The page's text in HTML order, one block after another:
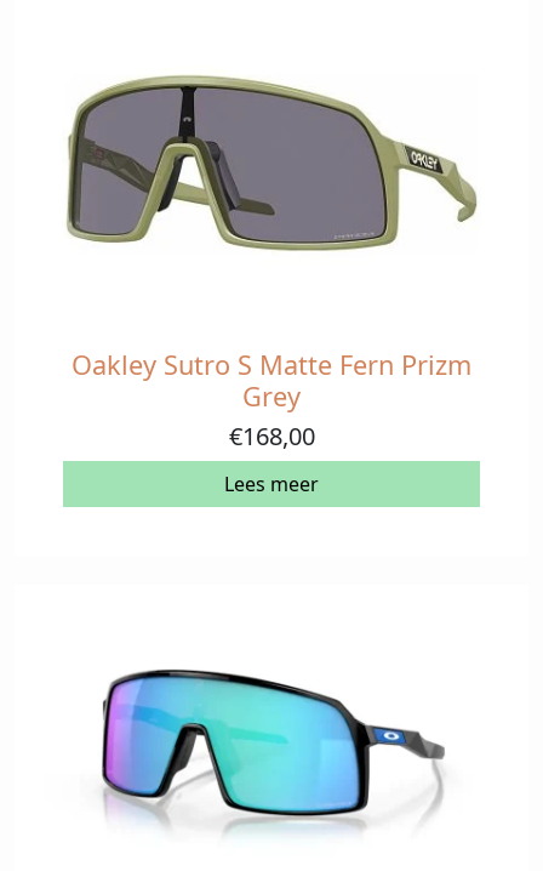
Oakley Sutro S Matte Fern Prizm
Grey
€168,00
Lees meer